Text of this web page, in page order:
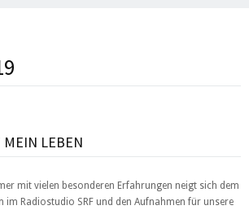
MEIN LEBEN
mit vielen besonderen Erfahrungen neigt sich dem
im Radiostudio SRF und den Aufnahmen für unsere